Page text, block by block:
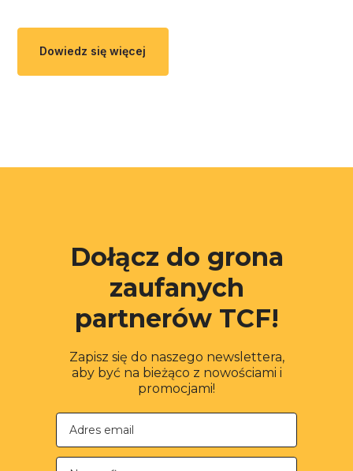
Dowiedz się więcej
Dołącz do grona
zaufanych
partnerów TCF!
Zapisz się do naszego newslettera,
aby być na bieżąco z nowościami i
promocjami!
Nazwa firmy